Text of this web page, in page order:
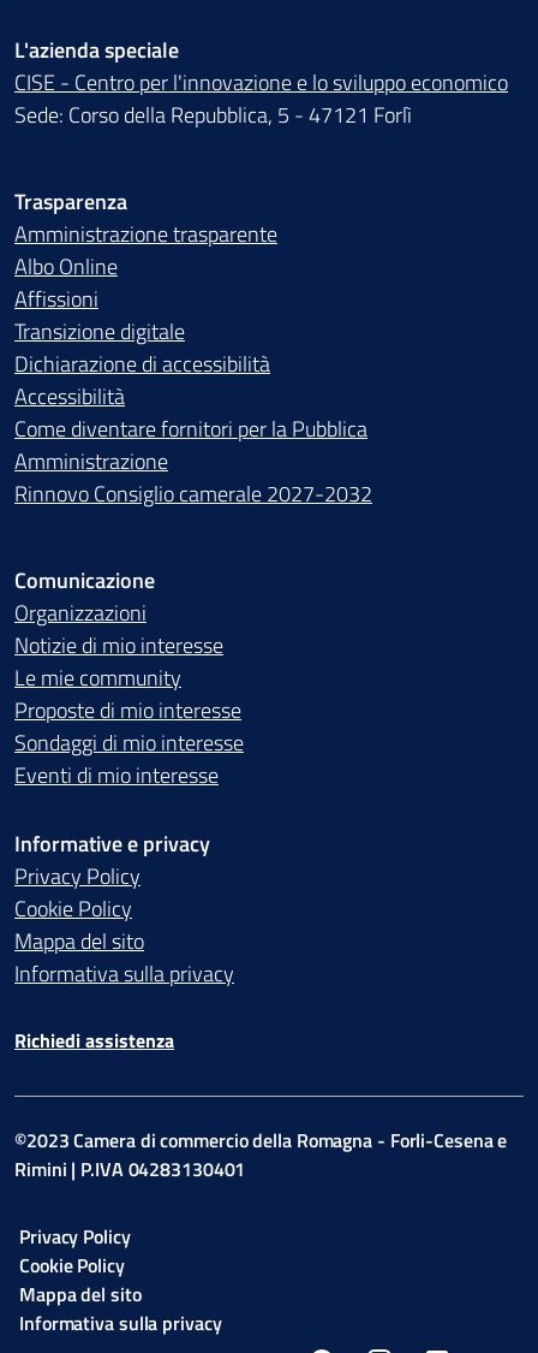
L'azienda speciale
CISE - Centro per l'innovazione e lo sviluppo economico
Sede: Corso della Repubblica, 5 - 47121 Forlì
Trasparenza
Amministrazione trasparente
Albo Online
Affissioni
Transizione digitale
Dichiarazione di accessibilità
Accessibilità
Come diventare fornitori per la Pubblica
Amministrazione
Rinnovo Consiglio camerale 2027-2032
Comunicazione
Organizzazioni
Notizie di mio interesse
Le mie community
Proposte di mio interesse
Sondaggi di mio interesse
Eventi di mio interesse
Informative e privacy
Privacy Policy
Cookie Policy
Mappa del sito
Informativa sulla privacy
Richiedi assistenza
©2023 Camera di commercio della Romagna - Forli-Cesena e
Rimini | P.IVA 04283130401
Privacy Policy
Cookie Policy
Mappa del sito
Informativa sulla privacy